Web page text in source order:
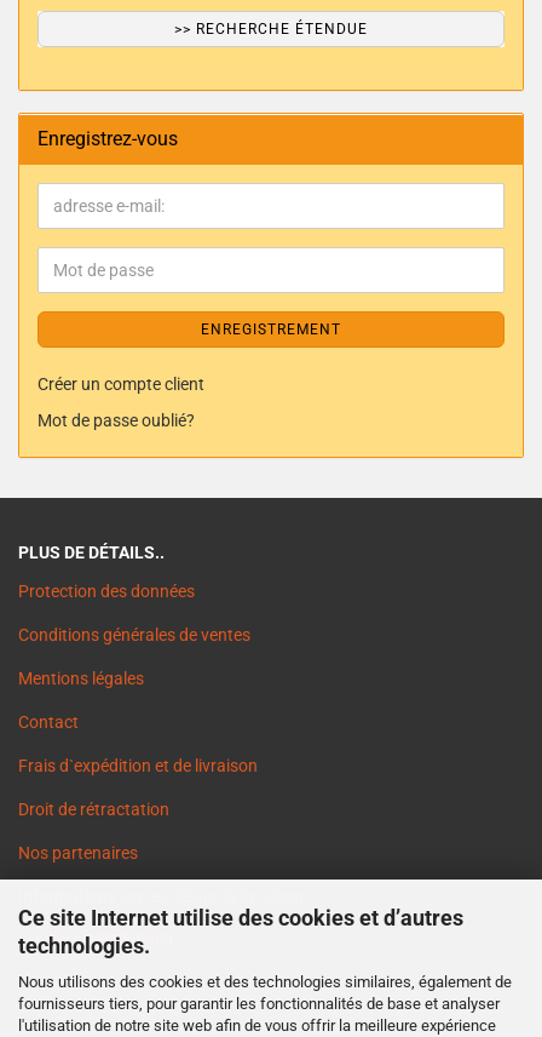
Ce site Internet utilise des cookies et d’autres
technologies.
Nous utilisons des cookies et des technologies similaires, également de
fournisseurs tiers, pour garantir les fonctionnalités de base et analyser
l'utilisation de notre site web afin de vous offrir la meilleure expérience
>> RECHERCHE ÉTENDUE
Enregistrez-vous
ENREGISTREMENT
Créer un compte client
Mot de passe oublié?
PLUS DE DÉTAILS..
Protection des données
Conditions générales de ventes
Mentions légales
Contact
Frais d`expédition et de livraison
Droit de rétractation
Nos partenaires
Cookie Einstellungen